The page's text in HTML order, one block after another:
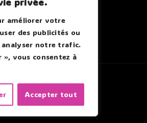
améliorer votre
des publicités ou
analyser notre trafic.
», vous consentez à
Accepter tout
- Agence web